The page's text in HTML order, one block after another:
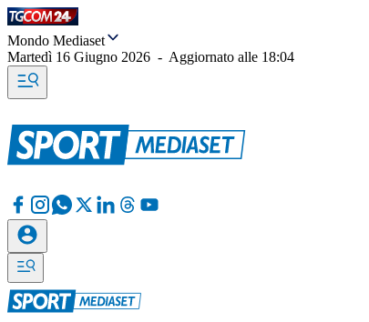
Mondo Mediaset
Martedì 16 Giugno 2026 - Aggiornato alle 18:04